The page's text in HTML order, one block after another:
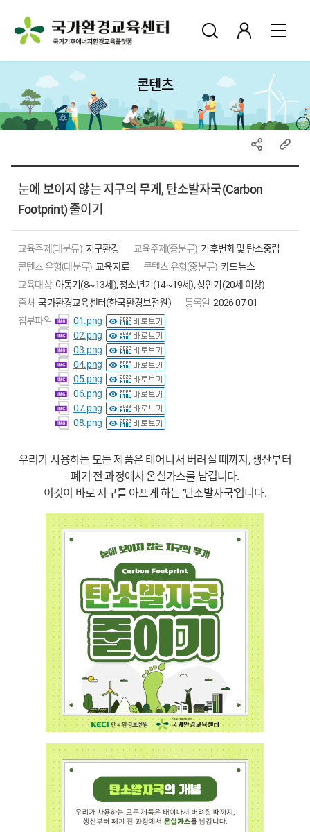
콘텐츠
눈에 보이지 않는 지구의 무게, 탄소발자국(Carbon
Footprint) 줄이기
교육주제(대분류) 지구환경 교육주제(중분류) 기후변화 및 탄소중립
콘텐츠 유형(대분류) 교육자료 콘텐츠 유형(중분류) 카드뉴스
교육대상 아동기(8~13세), 청소년기(14~19세), 성인기(20세 이상)
출처 국가환경교육센터(한국환경보전원) 등록일 2026-07-01
첨부파일
01.png
02.png
03.png
04.png
05.png
06.png
07.png
08.png
우리가 사용하는 모든 제품은 태어나서 버려질 때까지 ,생산부터
폐기 전 과정에서 온실가스를 남깁니다.
이것이 바로 지구를 아프게 하는 ‘탄소발자국’입니다.